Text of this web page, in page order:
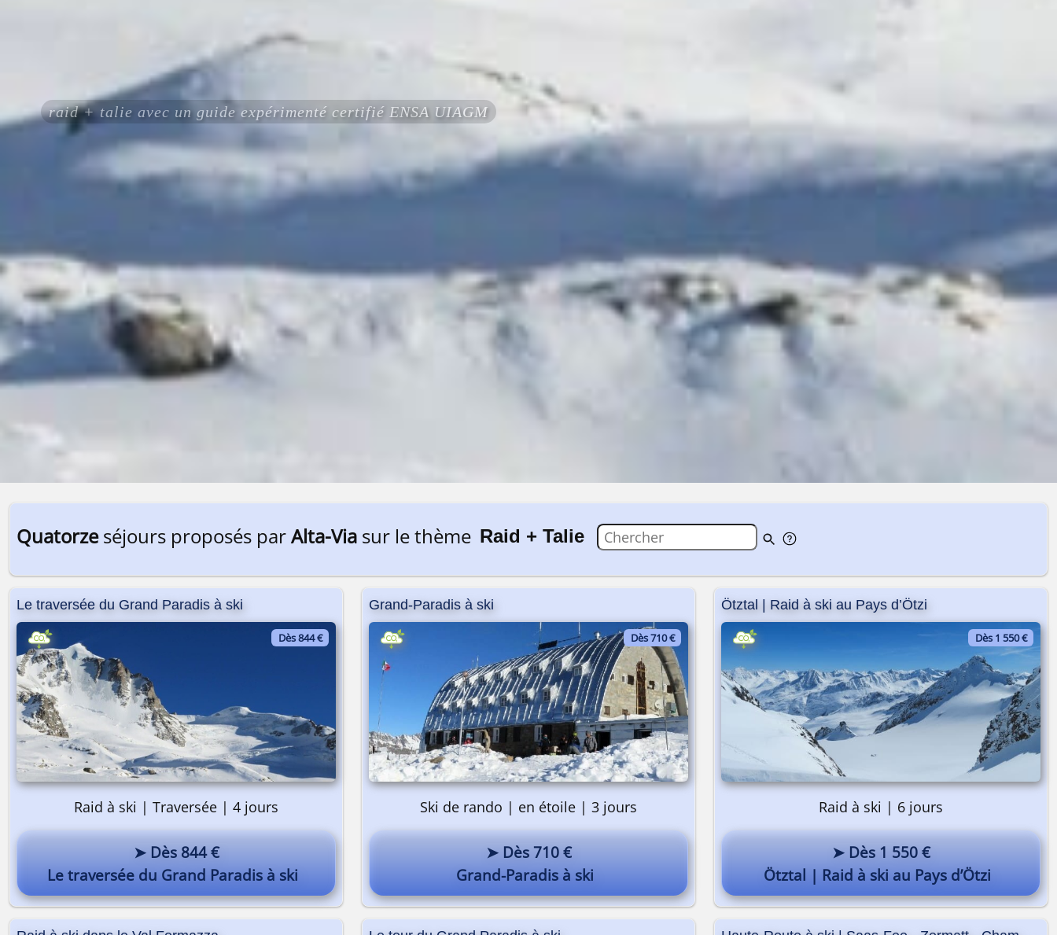
raid + talie avec un guide expérimenté certifié ENSA UIAGM
Quatorzeséjours proposés parAlta-Via sur le thème Raid + Talie
Le traversée du Grand Paradis à ski
Dès 844 €
Raid à ski | Traversée | 4 jours
➤ Dès 844 €
Le traversée du Grand Paradis à ski
Grand-Paradis à ski
Dès 710 €
Ski de rando | en étoile | 3 jours
➤ Dès 710 €
Grand-Paradis à ski
Ötztal | Raid à ski au Pays d’Ötzi
Dès 1 550 €
Raid à ski | 6 jours
➤ Dès 1 550 €
Ötztal | Raid à ski au Pays d’Ötzi